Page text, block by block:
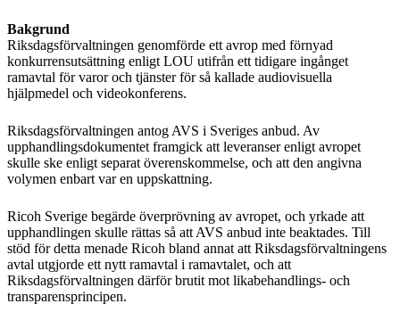
Bakgrund
Riksdagsförvaltningen genomförde ett avrop med förnyad
konkurrensutsättning enligt LOU utifrån ett tidigare ingånget
ramavtal för varor och tjänster för så kallade audiovisuella
hjälpmedel och videokonferens.
Riksdagsförvaltningen antog AVS i Sveriges anbud. Av
upphandlingsdokumentet framgick att leveranser enligt avropet
skulle ske enligt separat överenskommelse, och att den angivna
volymen enbart var en uppskattning.
Ricoh Sverige begärde överprövning av avropet, och yrkade att
upphandlingen skulle rättas så att AVS anbud inte beaktades. Till
stöd för detta menade Ricoh bland annat att Riksdagsförvaltningens
avtal utgjorde ett nytt ramavtal i ramavtalet, och att
Riksdagsförvaltningen därför brutit mot likabehandlings- och
transparensprincipen.